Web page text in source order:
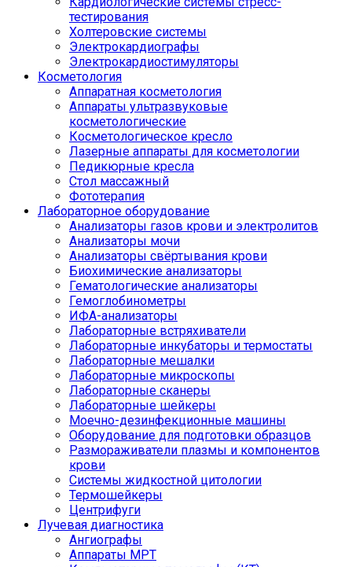
тестирования
Холтеровские системы
Электрокардиографы
Электрокардиостимуляторы
Косметология
Аппаратная косметология
Аппараты ультразвуковые
косметологические
Косметологическое кресло
Лазерные аппараты для косметологии
Педикюрные кресла
Стол массажный
Фототерапия
Лабораторное оборудование
Анализаторы газов крови и электролитов
Анализаторы мочи
Анализаторы свёртывания крови
Биохимические анализаторы
Гематологические анализаторы
Гемоглобинометры
ИФА-анализаторы
Лабораторные встряхиватели
Лабораторные инкубаторы и термостаты
Лабораторные мешалки
Лабораторные микроскопы
Лабораторные сканеры
Лабораторные шейкеры
Моечно-дезинфекционные машины
Оборудование для подготовки образцов
Размораживатели плазмы и компонентов
крови
Системы жидкостной цитологии
Термошейкеры
Центрифуги
Лучевая диагностика
Ангиографы
Аппараты МРТ